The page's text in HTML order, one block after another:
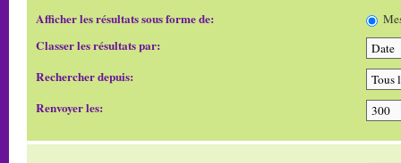
Afficher les résultats sous forme de:
Classer les résultats par:
Rechercher depuis:
Renvoyer les: